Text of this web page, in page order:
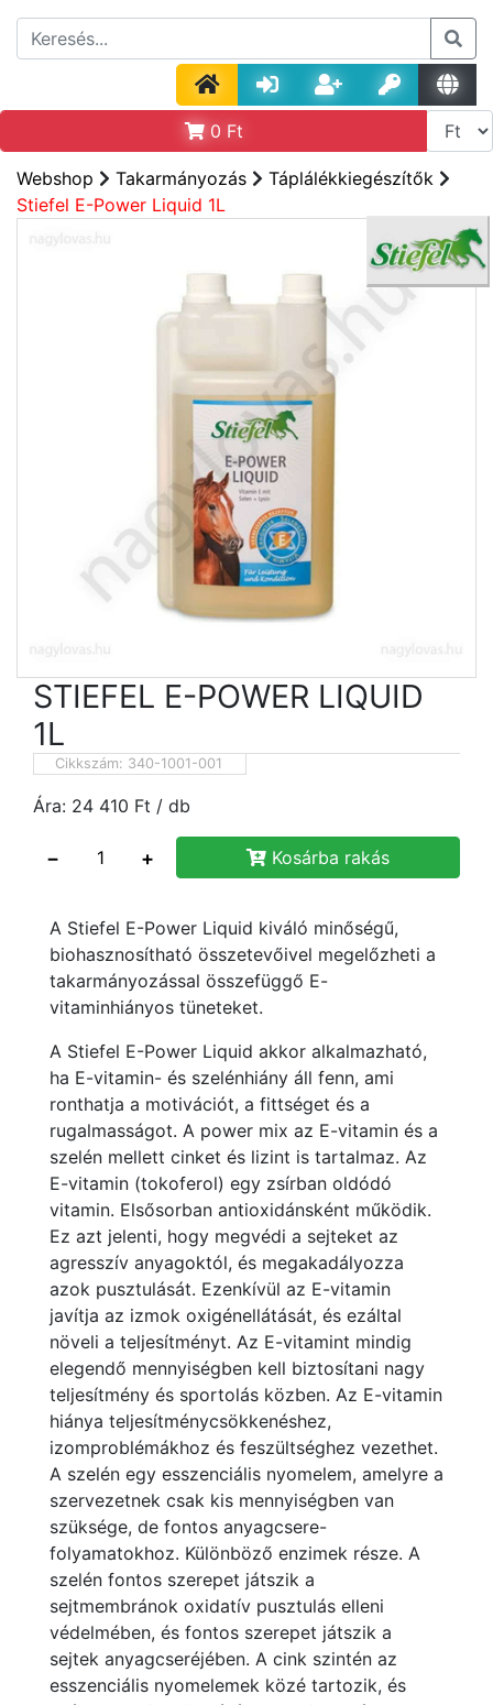
0 Ft
Webshop Takarmányozás
Táplálékkiegészítők
Stiefel E-Power Liquid 1L
STIEFEL E-POWER LIQUID
1L
Cikkszám: 340-1001-001
Ára: 24 410 Ft / db
− + Kosárba rakás
A Stiefel E-Power Liquid kiváló minőségű,
biohasznosítható összetevőivel megelőzheti a
takarmányozással összefüggő E-
vitaminhiányos tüneteket.
A Stiefel E-Power Liquid akkor alkalmazható,
ha E-vitamin- és szelénhiány áll fenn, ami
ronthatja a motivációt, a fittséget és a
rugalmasságot. A power mix az E-vitamin és a
szelén mellett cinket és lizint is tartalmaz. Az
E-vitamin (tokoferol) egy zsírban oldódó
vitamin. Elsősorban antioxidánsként működik.
Ez azt jelenti, hogy megvédi a sejteket az
agresszív anyagoktól, és megakadályozza
azok pusztulását. Ezenkívül az E-vitamin
javítja az izmok oxigénellátását, és ezáltal
növeli a teljesítményt. Az E-vitamint mindig
elegendő mennyiségben kell biztosítani nagy
teljesítmény és sportolás közben. Az E-vitamin
hiánya teljesítménycsökkenéshez,
izomproblémákhoz és feszültséghez vezethet.
A szelén egy esszenciális nyomelem, amelyre a
szervezetnek csak kis mennyiségben van
szüksége, de fontos anyagcsere-
folyamatokhoz. Különböző enzimek része. A
szelén fontos szerepet játszik a
sejtmembránok oxidatív pusztulás elleni
védelmében, és fontos szerepet játszik a
sejtek anyagcseréjében. A cink szintén az
esszenciális nyomelemek közé tartozik, és